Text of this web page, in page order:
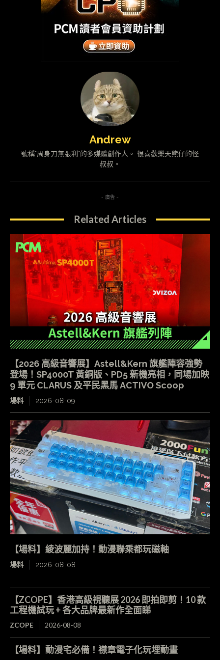
Andrew
號稱"周身刀無張利"的多媒體創作人。 很喜歡樂天熊仔的怪
叔叔。
- 廣告 -
Related Articles
【2026 高級音響展】Astell&Kern 旗艦陣容強勢
登場！SP4000T 黃銅版、PD5 新機亮相，同場加映
9 單元 CLARUS 及平民黑馬 ACTIVO Scoop
場料 2026-08-09
【場料】綾波麗加持！動漫聯乘都玩磁軸
場料 2026-08-08
【ZCOPE】香港高級視聽展 2026 即拍即剪！10 款
工程機試玩 + 各大品牌最新作全面睇
ZCOPE 2026-08-08
【場料】動漫宅必備！襟章電子化玩埋動畫